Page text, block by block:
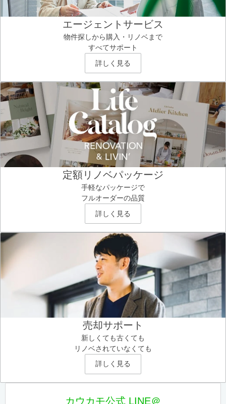
エージェントサービス
物件探しから購入・リノベまで
すべてサポート
詳しく見る
定額リノベパッケージ
手軽なパッケージで
フルオーダーの品質
詳しく見る
売却サポート
新しくても古くても
リノベされていなくても
詳しく見る
カウカモ公式 LINE＠